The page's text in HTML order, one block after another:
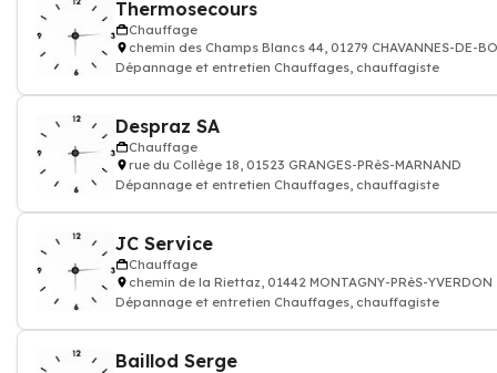
Thermosecours
Chauffage
chemin des Champs Blancs 44, 01279 CHAVANNES-DE-
Dépannage et entretien Chauffages, chauffagiste
Despraz SA
Chauffage
rue du Collège 18, 01523 GRANGES-PRèS-MARNAND
Dépannage et entretien Chauffages, chauffagiste
JC Service
Chauffage
chemin de la Riettaz, 01442 MONTAGNY-PRèS-YVERDON
Dépannage et entretien Chauffages, chauffagiste
Baillod Serge